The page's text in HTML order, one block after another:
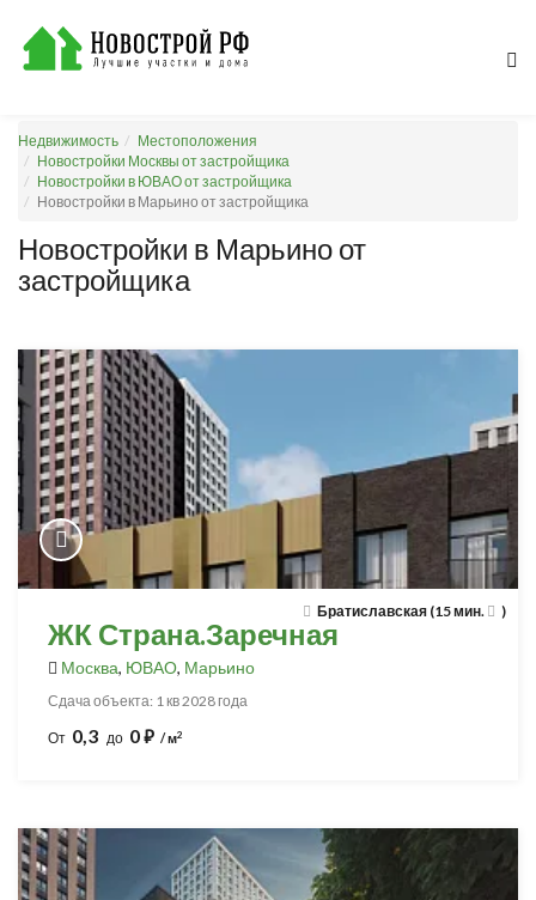
Недвижимость
Местоположения
Новостройки Москвы от застройщика
Новостройки в ЮВАО от застройщика
Новостройки в Марьино от застройщика
Новостройки в Марьино от
застройщика
Братиславская (15 мин. )
ЖК Страна.Заречная
Москва, ЮВАО, Марьино
Сдача объекта: 1 кв 2028 года
От 0,3 до 0⃏ / м2